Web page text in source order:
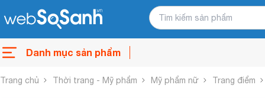
Danh mục sản phẩm
Trang chủ Thời trang - Mỹ phẩm Mỹ phẩm nữ Trang điểm